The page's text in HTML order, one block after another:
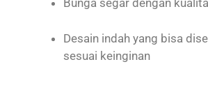
Bunga segar dengan
Desain indah yang bisa
sesuai keinginan